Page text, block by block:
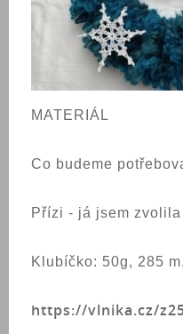
MATERIÁL
Co budeme
Přízi - já jsem
Klubíčko: 50g, 285
https://vlnika.cz/